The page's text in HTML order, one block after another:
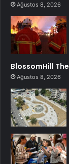
Ağustos 8, 2026
BlossomHill
Ağustos 8, 2026